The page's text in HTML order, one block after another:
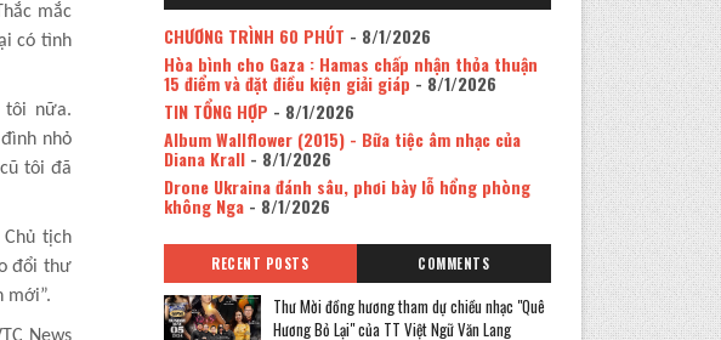
mắc
có tình
tôi nữa.
nhỏ
tôi đã
tịch
đổi thư
mới”.
News
CHƯƠNG TRÌNH 60 PHÚT - 8/1/2026
Hòa bình cho Gaza : Hamas chấp nhận thỏa thuận
15 điểm và đặt điều kiện giải giáp - 8/1/2026
TIN TỔNG HỢP - 8/1/2026
Album Wallflower (2015) - Bữa tiệc âm nhạc của
Diana Krall- 8/1/2026
Drone Ukraina đánh sâu, phơi bày lỗ hổng phòng
không Nga- 8/1/2026
RECENT POSTS COMMENTS
Thư Mời đồng hương tham dự chiều nhạc "Quê
Hương Bỏ Lại" của TT Việt Ngữ Văn Lang